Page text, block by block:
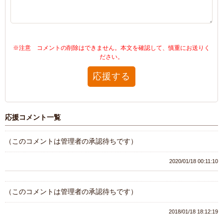
※注意 コメントの削除はできません。本文を確認して、慎重にお送りく
ださい。
応援する
応援コメント一覧
（このコメントは管理者の承認待ちです）
2020/01/18 00:11:10
（このコメントは管理者の承認待ちです）
2018/01/18 18:12:19